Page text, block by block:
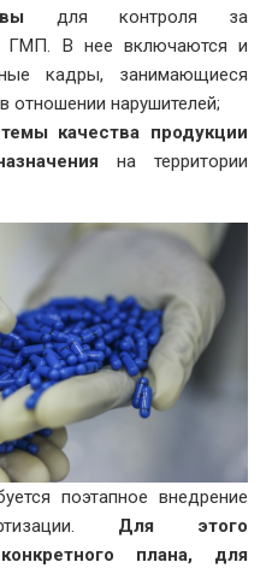
для контроля за
ГМП. В нее включаются и
кадры, занимающиеся
отношении нарушителей;
качества продукции
на территории
поэтапное внедрение
Для этого
плана, для